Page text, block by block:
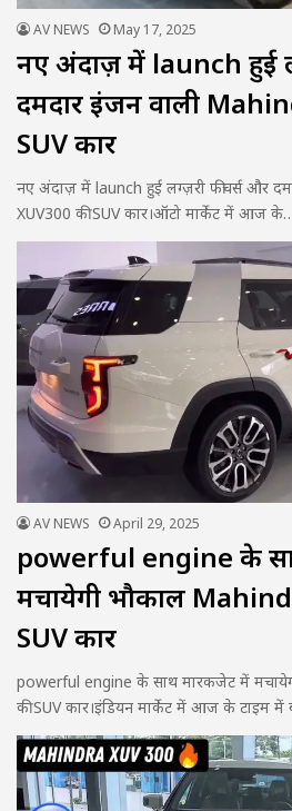
AV NEWS May 17, 2025
नए अंदाज़ में launch हुई
दमदार इंजन वाली
SUV कार
नए अंदाज़ में launch हुई लग्ज़री फीचर्स और
XUV300 की SUV कार।ऑटो मार्केट में आज
AV NEWS April 29, 2025
powerful engine के
मचायेगी भौकाल
SUV कार
powerful engine के साथ मारकजेट में
की SUV कार।इंडियन मार्केट में आज के टाइम